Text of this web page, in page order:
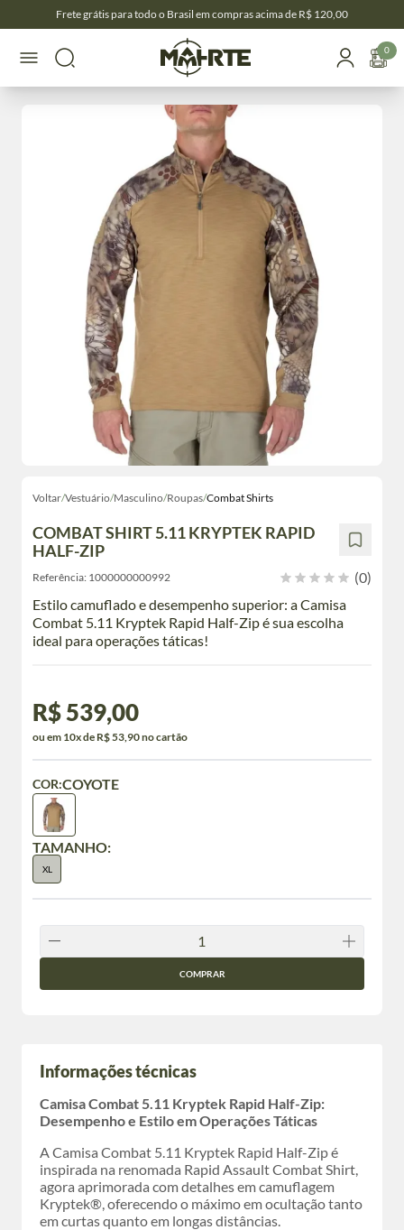
Frete grátis para todo o Brasil em compras acima de R$ 120,00
0
Voltar/Vestuário/Masculino/Roupas/Combat Shirts
COMBAT SHIRT 5.11 KRYPTEK RAPID
HALF-ZIP
Referência: 1000000000992
(0)
Estilo camuflado e desempenho superior: a Camisa
Combat 5.11 Kryptek Rapid Half-Zip é sua escolha
ideal para operações táticas!
R$ 539,00
ou em 10x de R$ 53,90 no cartão
TAMANHO:
XL
COR:COYOTE
COMPRAR
Informações técnicas
Camisa Combat 5.11 Kryptek Rapid Half-Zip:
Desempenho e Estilo em Operações Táticas
A Camisa Combat 5.11 Kryptek Rapid Half-Zip é
inspirada na renomada Rapid Assault Combat Shirt,
agora aprimorada com detalhes em camuflagem
Kryptek®, oferecendo o máximo em ocultação tanto
em curtas quanto em longas distâncias.